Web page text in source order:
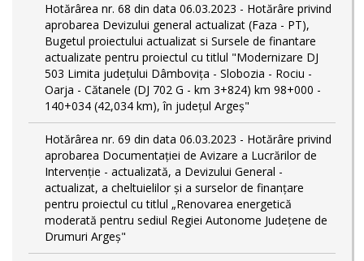
Hotărârea nr. 68 din data 06.03.2023 - Hotărâre privind
aprobarea Devizului general actualizat (Faza - PT),
Bugetul proiectului actualizat si Sursele de finantare
actualizate pentru proiectul cu titlul "Modernizare DJ
503 Limita județului Dâmbovița - Slobozia - Rociu -
Oarja - Cătanele (DJ 702 G - km 3+824) km 98+000 -
140+034 (42,034 km), în județul Argeș"
Hotărârea nr. 69 din data 06.03.2023 - Hotărâre privind
aprobarea Documentației de Avizare a Lucrărilor de
Intervenție - actualizată, a Devizului General -
actualizat, a cheltuielilor și a surselor de finanțare
pentru proiectul cu titlul „Renovarea energetică
moderată pentru sediul Regiei Autonome Județene de
Drumuri Argeș"